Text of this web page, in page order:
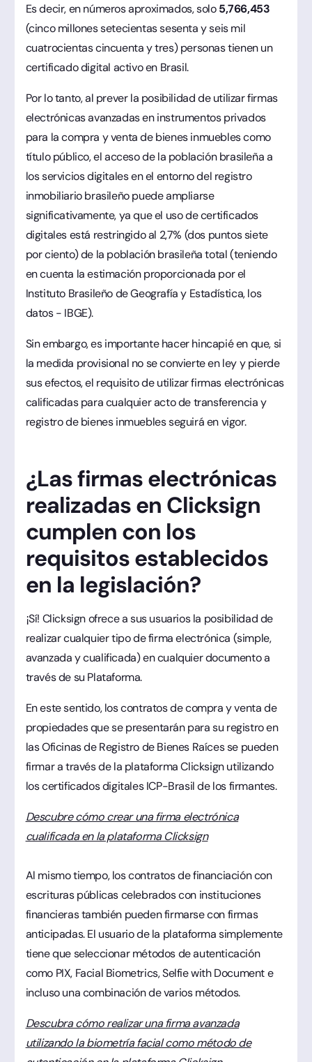
Es decir, en números aproximados, solo5,766,453
(cinco millones setecientas sesenta y seis mil
cuatrocientas cincuenta y tres) personas tienen un
certificado digital activo en Brasil.
Por lo tanto, al prever la posibilidad de utilizar firmas
electrónicas avanzadas en instrumentos privados
para la compra y venta de bienes inmuebles como
título público, el acceso de la población brasileña a
los servicios digitales en el entorno del registro
inmobiliario brasileño puede ampliarse
significativamente, ya que el uso de certificados
digitales está restringido al 2,7% (dos puntos siete
por ciento) de la población brasileña total (teniendo
en cuenta la estimación proporcionada por el
Instituto Brasileño de Geografía y Estadística, los
datos - IBGE).
Sin embargo, es importante hacer hincapié en que, si
la medida provisional no se convierte en ley y pierde
sus efectos, el requisito de utilizar firmas electrónicas
calificadas para cualquier acto de transferencia y
registro de bienes inmuebles seguirá en vigor.
¿Las firmas electrónicas
realizadas en Clicksign
cumplen con los
requisitos establecidos
en la legislación?
¡Sí! Clicksign ofrece a sus usuarios la posibilidad de
realizar cualquier tipo de firma electrónica (simple,
avanzada y cualificada) en cualquier documento a
través de su Plataforma.
En este sentido, los contratos de compra y venta de
propiedades que se presentarán para su registro en
las Oficinas de Registro de Bienes Raíces se pueden
firmar a través de la plataforma Clicksign utilizando
los certificados digitales ICP-Brasil de los firmantes.
Descubre cómo crear una firma electrónica
cualificada en la plataforma Clicksign
Al mismo tiempo, los contratos de financiación con
escrituras públicas celebrados con instituciones
financieras también pueden firmarse con firmas
anticipadas. El usuario de la plataforma simplemente
tiene que seleccionar métodos de autenticación
como PIX, Facial Biometrics, Selfie with Document e
incluso una combinación de varios métodos.
Descubra cómo realizar una firma avanzada
utilizando la biometría facial como método de